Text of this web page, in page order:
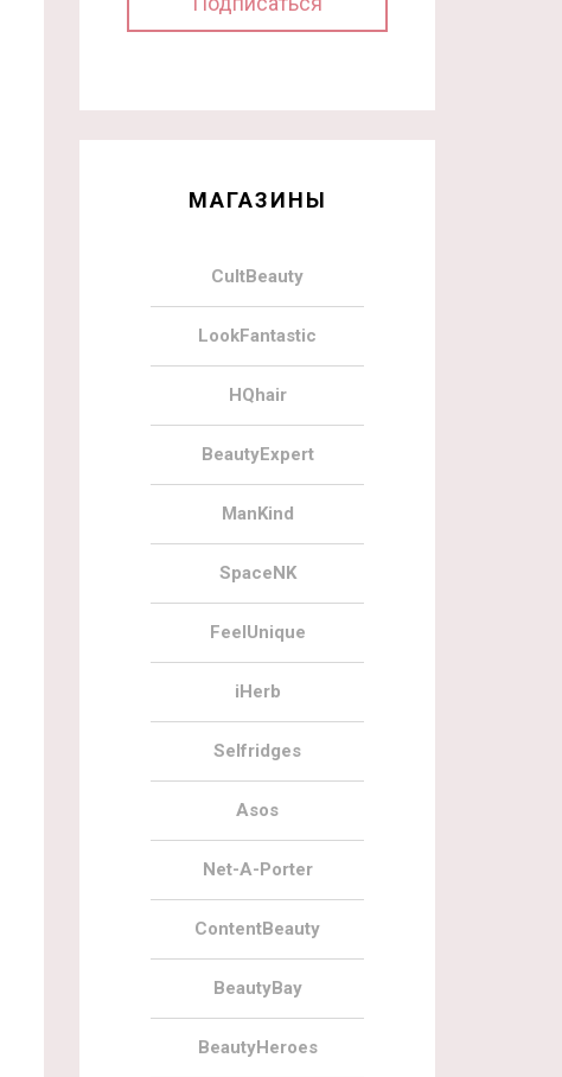
МАГАЗИНЫ
CultBeauty
LookFantastic
HQhair
BeautyExpert
ManKind
SpaceNK
FeelUnique
iHerb
Selfridges
Asos
Net-A-Porter
ContentBeauty
BeautyBay
BeautyHeroes